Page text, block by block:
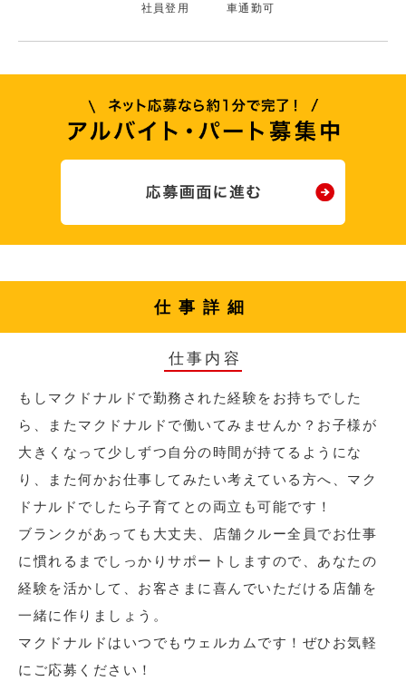
社員登用 車通勤可
仕事詳細
仕事内容
もしマクドナルドで勤務された経験をお持ちでした
ら、またマクドナルドで働いてみませんか？お子様が
大きくなって少しずつ自分の時間が持てるようにな
り、また何かお仕事してみたい考えている方へ、マク
ドナルドでしたら子育てとの両立も可能です！
ブランクがあっても大丈夫、店舗クルー全員でお仕事
に慣れるまでしっかりサポートしますので、あなたの
経験を活かして、お客さまに喜んでいただける店舗を
一緒に作りましょう。
マクドナルドはいつでもウェルカムです！ぜひお気軽
にご応募ください！